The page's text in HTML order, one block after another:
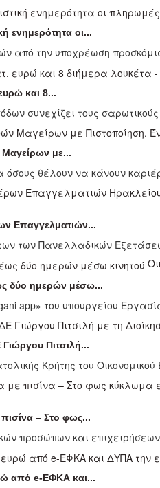
ενημερότητα οι...
την υποχρέωση
και 8...
συνεχίζει τους
με...
θέλουν να κάνουν
Επαγγελματιών...
των Πανελλαδικών
δύο ημερών μέσω...
app» του υπουργείου
Πιτσιλή...
Κρήτης του
– Στο φως...
προσώπων και
από e-ΕΦΚΑ και...